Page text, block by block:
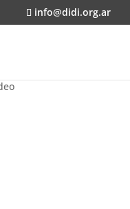
info@didi.org.ar